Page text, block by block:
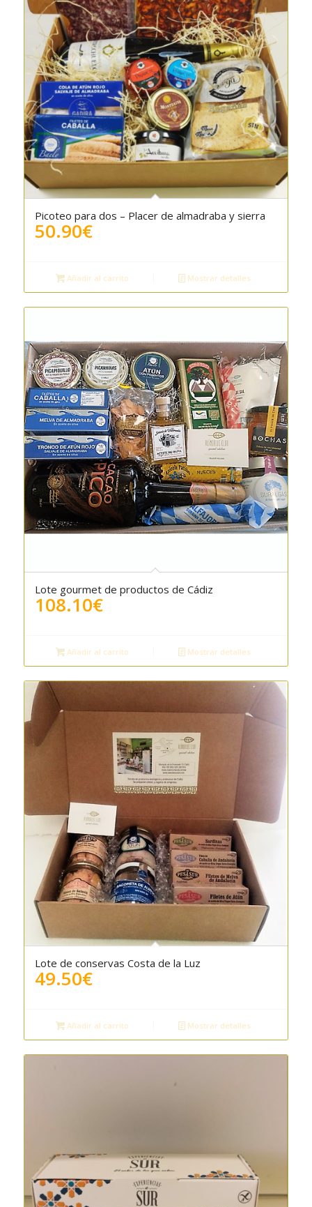
4.50
Picoteo para dos – Placer de almadraba y sierra
50.90€
Añadir al carrito Mostrar detalles
5.00
Lote gourmet de productos de Cádiz
108.10€
Añadir al carrito Mostrar detalles
4.50
Lote de conservas Costa de la Luz
49.50€
Añadir al carrito Mostrar detalles